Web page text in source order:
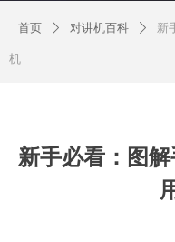
新手必看：图
首页 ꄲ 对讲机百科 ꄲ 新
机